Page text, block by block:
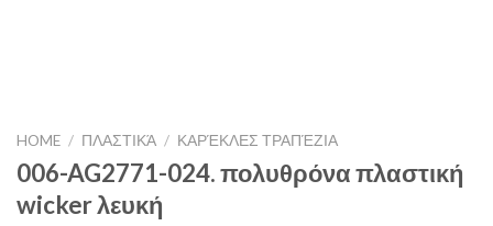
HOME / ΠΛΑΣΤΙΚΆ / ΚΑΡΈΚΛΕΣ ΤΡΑΠΈΖΙΑ
006-AG2771-024. πολυθρόνα πλαστική
wicker λευκή